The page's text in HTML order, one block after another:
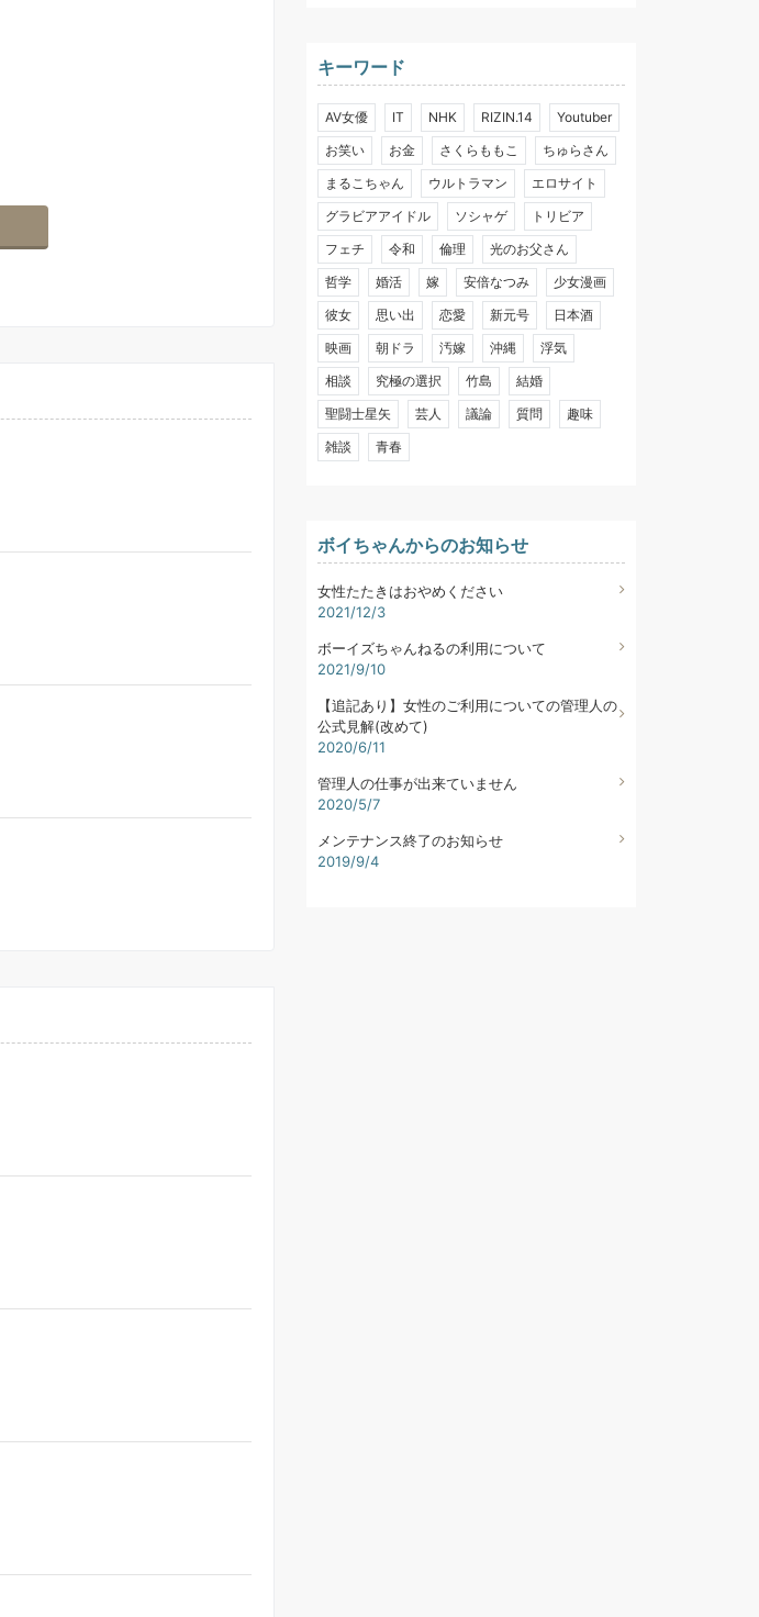
キーワード
AV女優 IT NHK RIZIN.14
Youtuber
お笑い
お金 さくらももこ
ちゅらさん
まるこちゃん
ウルトラマン
エロサイト
グラビアアイドル
ソシャゲ
トリビア
フェチ
令和 倫理
光のお父さん
哲学
婚活 嫁 安倍なつみ
少女漫画
彼女
思い出 恋愛 新元号
日本酒
映画
朝ドラ 汚嫁 沖縄
浮気
相談
究極の選択 竹島
結婚
聖闘士星矢
芸人 議論 質問
趣味
雑談
青春
ボイちゃんからのお知らせ
女性たたきはおやめください
2021/12/3
ボーイズちゃんねるの利用について
2021/9/10
【追記あり】女性のご利用についての管理人の
公式見解(改めて)
2020/6/11
管理人の仕事が出来ていません
2020/5/7
メンテナンス終了のお知らせ
2019/9/4